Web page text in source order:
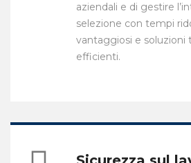
aziendali e di gestire
selezione con tempi
vantaggiosi e soluzioni
efficienti.